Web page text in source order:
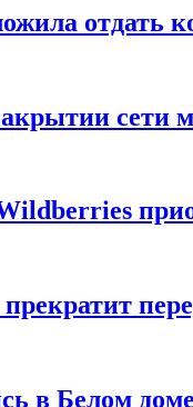
отдать
сети
в Белом